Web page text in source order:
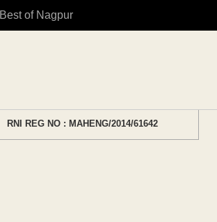
Best of Nagpur
RNI REG NO : MAHENG/2014/61642